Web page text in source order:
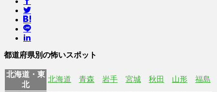
都道府県別の怖いスポット
北海道・東
北
北海道 青森 岩手 宮城 秋田 山形 福島